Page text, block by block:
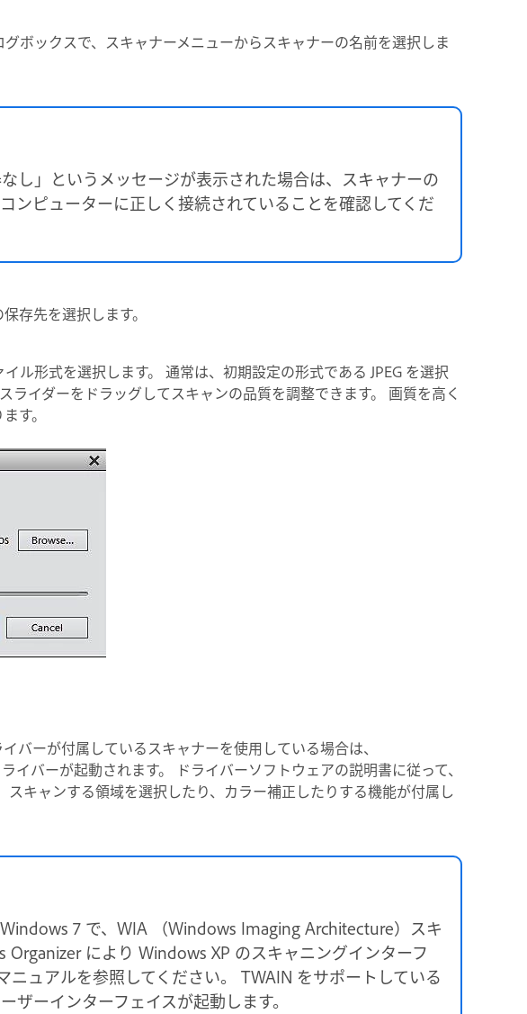
ボックスで、スキャナーメニューからスキャナーの名前を選択しま
し」というメッセージが表示された場合は、スキャナーの
ンピューターに正しく接続されていることを確認してくだ
存先を選択します。
ル形式を選択します。 通常は、初期設定の形式である JPEG を選択
ライダーをドラッグしてスキャンの品質を調整できます。 画質を高く
す。
バーが付属しているスキャナーを使用している場合は、
イバーが起動されます。 ドライバーソフトウェアの説明書に従って、
キャンする領域を選択したり、カラー補正したりする機能が付属し
7 で、WIA （Windows Imaging Architecture）スキ
により Windows XP のスキャニングインターフ
ュアルを参照してください。 TWAIN をサポートしている
ザーインターフェイスが起動します。